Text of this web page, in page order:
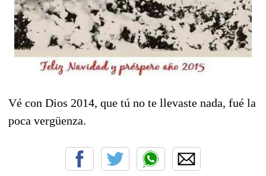
Vé con Dios 2014, que tú no te llevaste nada, fué la
poca vergüenza.